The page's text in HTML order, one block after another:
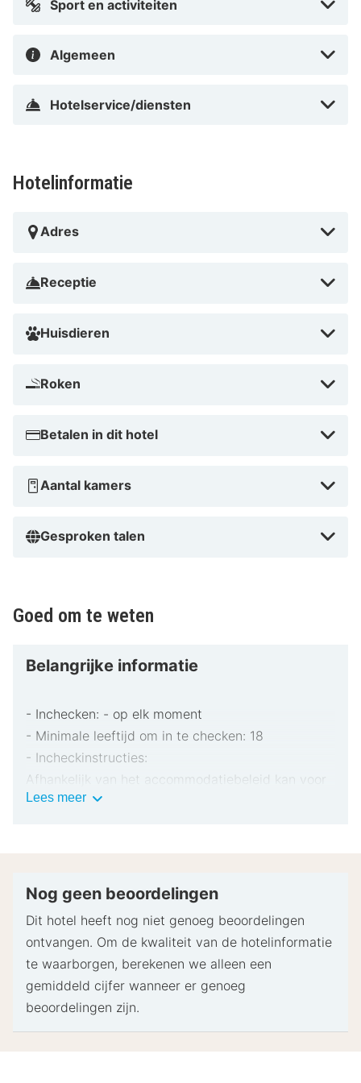
hotel ligt op 3,3 km van Piazza del Duomo en op 4,8
In Stazione Centrale in Milaan
Sport en activiteiten
Algemeen
Hotelservice/diensten
Hotelinformatie
Adres
Receptie
Huisdieren
Roken
Betalen in dit hotel
Aantal kamers
Gesproken talen
Goed om te weten
Belangrijke informatie
- Inchecken: - op elk moment
- Minimale leeftijd om in te checken: 18
- Incheckinstructies:
Afhankelijk van het accommodatiebeleid kan voor
extra personen een toeslag in rekening worden
pinpas of borgsom in contanten te verstrekken
Speciale verzoeken worden onder voorbehoud van
beschikbaarheid bij het inchecken ingewilligd.
Hiervoor kunnen extra kosten in rekening worden
gebracht. Speciale verzoeken kunnen niet worden
gegarandeerd.
Lees meerBelangrijke
Nog geen beoordelingen
Dit hotel heeft nog niet genoeg beoordelingen
ontvangen. Om de kwaliteit van de hotelinformatie
te waarborgen, berekenen we alleen een
gemiddeld cijfer wanneer er genoeg
beoordelingen zijn.